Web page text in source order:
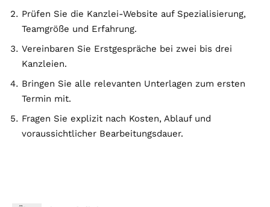
Prüfen Sie die Kanzlei-Website auf Spezialisierung,
Teamgröße und Erfahrung.
Vereinbaren Sie Erstgespräche bei zwei bis drei
Kanzleien.
Bringen Sie alle relevanten Unterlagen zum ersten
Termin mit.
Fragen Sie explizit nach Kosten, Ablauf und
voraussichtlicher Bearbeitungsdauer.